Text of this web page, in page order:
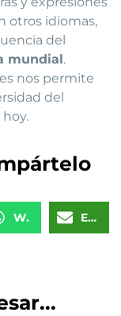
otros idiomas,
del
mundial .
nos permite
del
WhatsApp Email